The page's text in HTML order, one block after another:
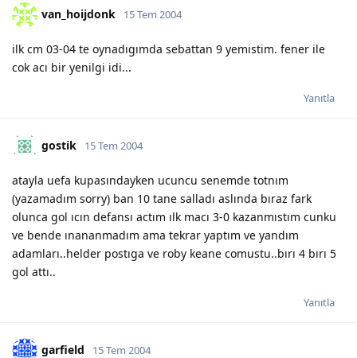
van_hoijdonk 15 Tem 2004
ilk cm 03-04 te oynadıgımda sebattan 9 yemistim. fener ile
cok acı bir yenilgi idi...
Yanıtla
gostik 15 Tem 2004
atayla uefa kupasındayken ucuncu senemde totnım
(yazamadım sorry) ban 10 tane salladı aslında bıraz fark
olunca gol ıcın defansı actım ılk macı 3-0 kazanmıstım cunku
ve bende ınananmadım ama tekrar yaptım ve yandım
adamları..helder postıga ve roby keane comustu..bırı 4 bırı 5
gol attı..
Yanıtla
garfield 15 Tem 2004